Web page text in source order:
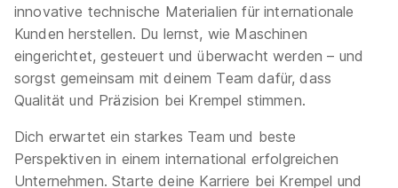
Schnellbewerbung
Ausbildung - Maschinen- und Anlagenführer für
innovative technische Materialien für internationale
Kunden herstellen. Du lernst, wie Maschinen
eingerichtet, gesteuert und überwacht werden – und
sorgst gemeinsam mit deinem Team dafür, dass
Qualität und Präzision bei Krempel stimmen.
Dich erwartet ein starkes Team und beste
Perspektiven in einem international erfolgreichen
Unternehmen. Starte deine Karriere bei Krempel und